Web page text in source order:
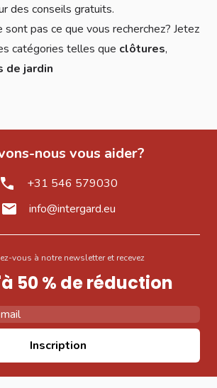
des conseils gratuits.
pas ce que vous recherchez? Jetez
catégories telles que clôtures,
de jardin
nous vous aider?
+31 546 579030
info@intergard.eu
vous à notre newsletter et recevez
50 % de réduction
Inscription